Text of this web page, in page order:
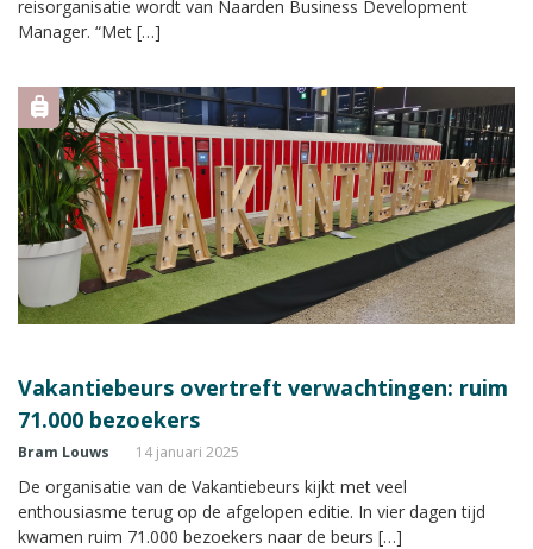
reisorganisatie wordt van Naarden Business Development
Manager. “Met […]
Vakantiebeurs overtreft verwachtingen: ruim
71.000 bezoekers
Bram Louws 14 januari 2025
De organisatie van de Vakantiebeurs kijkt met veel
enthousiasme terug op de afgelopen editie. In vier dagen tijd
kwamen ruim 71.000 bezoekers naar de beurs […]